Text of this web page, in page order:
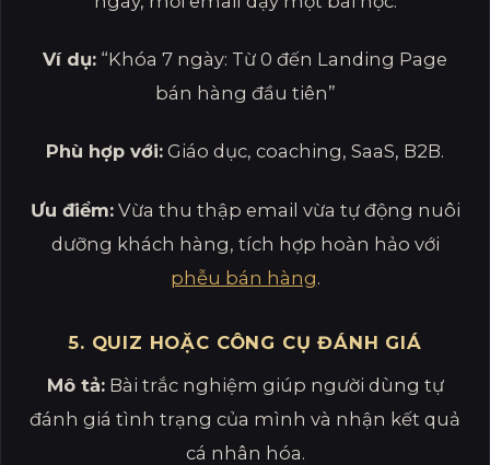
Ví dụ: “Khóa 7 ngày: Từ 0 đến Landing Page
bán hàng đầu tiên”
Phù hợp với: Giáo dục, coaching, SaaS, B2B.
Ưu điểm:Vừa thu thập email vừa tự động nuôi
dưỡng khách hàng, tích hợp hoàn hảo với
phễu bán hàng.
5. QUIZ HOẶC CÔNG CỤ ĐÁNH GIÁ
Mô tả:Bài trắc nghiệm giúp người dùng tự
đánh giá tình trạng của mình và nhận kết quả
cá nhân hóa.